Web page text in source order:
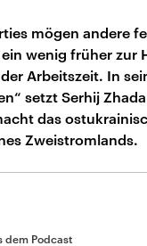
mögen andere
wenig früher zur
Arbeitszeit. In
setzt Serhij
das
Zweistromlands.
dem Podcast